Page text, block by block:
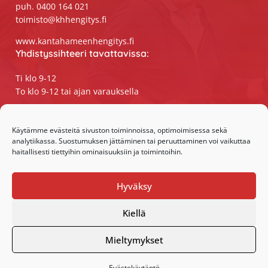
Käytämme evästeitä sivuston toiminnoissa, optimoimisessa sekä
analytiikassa. Suostumuksen jättäminen tai peruuttaminen voi vaikuttaa
haitallisesti tiettyihin ominaisuuksiin ja toimintoihin.
Hyväksy
Kiellä
Mieltymykset
puh. 0400 164 021
toimisto@khhengitys.fi
www.kantahameenhengitys.fi
Yhdistyssihteeri tavattavissa:
Ti klo 9-12
To klo 9-12 tai ajan varauksella
maanantaista perjantaihin klo 9-15
Instagram